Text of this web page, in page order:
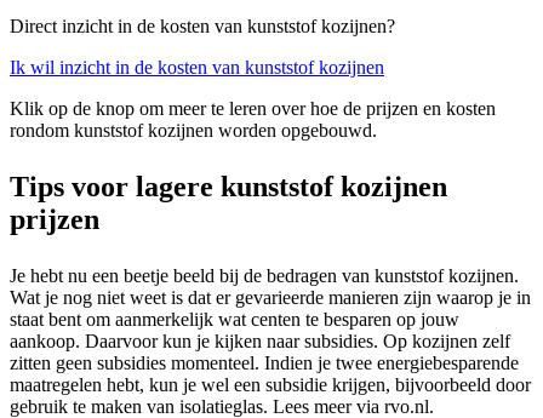
Direct inzicht in de kosten van kunststof kozijnen?
Ik wil inzicht in de kosten van kunststof kozijnen
Klik op de knop om meer te leren over hoe de prijzen en kosten
rondom kunststof kozijnen worden opgebouwd.
Tips voor lagere kunststof kozijnen
prijzen
Je hebt nu een beetje beeld bij de bedragen van kunststof kozijnen.
Wat je nog niet weet is dat er gevarieerde manieren zijn waarop je in
staat bent om aanmerkelijk wat centen te besparen op jouw
aankoop. Daarvoor kun je kijken naar subsidies. Op kozijnen zelf
zitten geen subsidies momenteel. Indien je twee energiebesparende
maatregelen hebt, kun je wel een subsidie krijgen, bijvoorbeeld door
gebruik te maken van isolatieglas. Lees meer via rvo.nl.